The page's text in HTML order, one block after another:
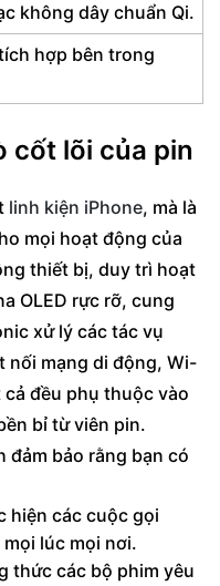
không dây chuẩn Qi.
hợp bên trong
cốt lõi của pin
linh kiện iPhone, mà là
mọi hoạt động của
thiết bị, duy trì hoạt
OLED rực rỡ, cung
xử lý các tác vụ
nối mạng di động, Wi-
đều phụ thuộc vào
bỉ từ viên pin.
đảm bảo rằng bạn có
hiện các cuộc gọi
lúc mọi nơi.
thức các bộ phim yêu